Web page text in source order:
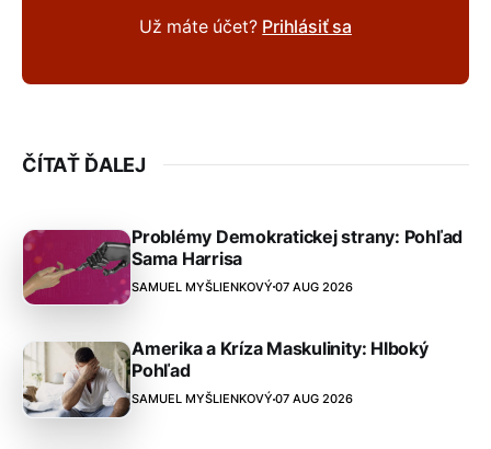
Už máte účet? Prihlásiť sa
ČÍTAŤ ĎALEJ
Problémy Demokratickej strany: Pohľad
Sama Harrisa
SAMUEL MYŠLIENKOVÝ 07 AUG 2026
Amerika a Kríza Maskulinity: Hlboký
Pohľad
SAMUEL MYŠLIENKOVÝ 07 AUG 2026